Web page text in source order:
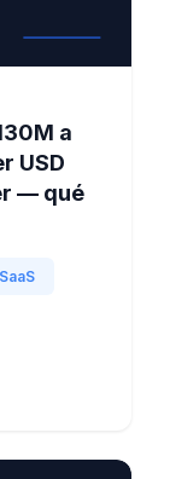
a
USD
— qué
SaaS